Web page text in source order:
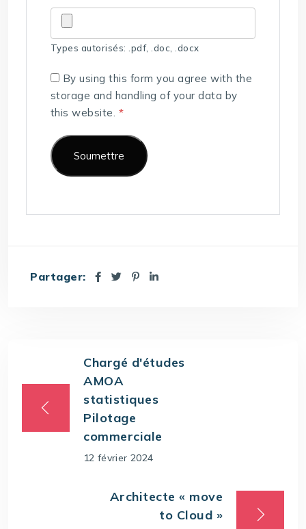
Types autorisés: .pdf, .doc, .docx
By using this form you agree with the
storage and handling of your data by
this website. *
Partager:
Chargé d'études
AMOA
statistiques
Pilotage
commerciale
12 février 2024
Architecte « move
to Cloud »